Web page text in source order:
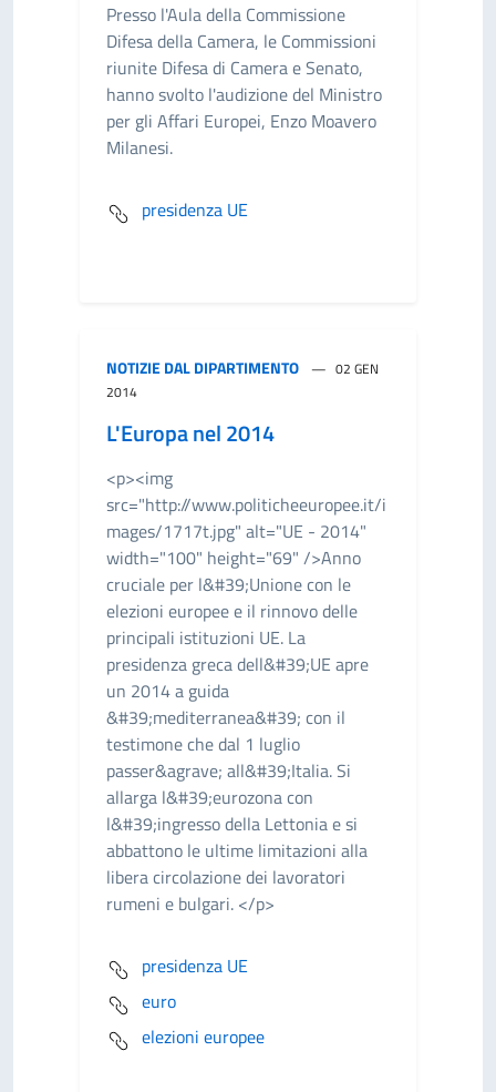
Presso l'Aula della Commissione
Difesa della Camera, le Commissioni
riunite Difesa di Camera e Senato,
hanno svolto l'audizione del Ministro
per gli Affari Europei, Enzo Moavero
Milanesi.
presidenza UE
NOTIZIE DAL DIPARTIMENTO
02 GEN
2014
L'Europa nel 2014
<p><img
src="http://www.politicheeuropee.it/i
mages/1717t.jpg" alt="UE - 2014"
width="100" height="69" />Anno
cruciale per l&#39;Unione con le
elezioni europee e il rinnovo delle
principali istituzioni UE. La
presidenza greca dell&#39;UE apre
un 2014 a guida
&#39;mediterranea&#39; con il
testimone che dal 1 luglio
passer&agrave; all&#39;Italia. Si
allarga l&#39;eurozona con
l&#39;ingresso della Lettonia e si
abbattono le ultime limitazioni alla
libera circolazione dei lavoratori
rumeni e bulgari. </p>
presidenza UE
euro
elezioni europee